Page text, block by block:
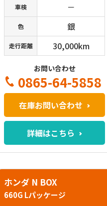
車検 －
色 銀
走行距離 30,000km
お問い合わせ
0865-64-5858
在庫お問い合わせ
詳細はこちら
ホンダ N BOX
660G Lパッケージ